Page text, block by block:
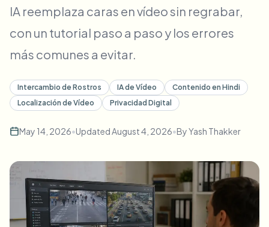
Cambio de cara - Video
Inteligencia de video
Desenfoque de video en lote
Procesa muchos vídeos de una vez
Desenfoque masivo de rostros
Desenfocar cualquier cosa
API & SDK
Automatizar cargas, trabajos y webhooks
Formulario de contacto
Inteligencia de video
Eliminación de fondo en masa
IA reemplaza caras en vídeo sin regrabar,
con un tutorial paso a paso y los errores
más comunes a evitar.
Intercambio de Rostros IA de Vídeo
Contenido en Hindi
Localización de Vídeo
Privacidad Digital
May 14, 2026•UpdatedAugust 4, 2026•ByYash Thakker